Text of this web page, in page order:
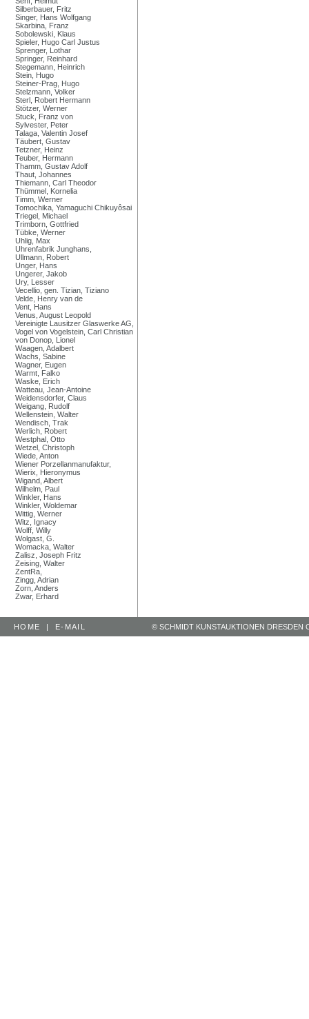
Silberbauer, Fritz
Singer, Hans Wolfgang
Skarbina, Franz
Sobolewski, Klaus
Spieler, Hugo Carl Justus
Sprenger, Lothar
Springer, Reinhard
Stegemann, Heinrich
Stein, Hugo
Steiner-Prag, Hugo
Stelzmann, Volker
Sterl, Robert Hermann
Stötzer, Werner
Stuck, Franz von
Sylvester, Peter
Talaga, Valentin Josef
Täubert, Gustav
Tetzner, Heinz
Teuber, Hermann
Thamm, Gustav Adolf
Thaut, Johannes
Thiemann, Carl Theodor
Thümmel, Kornelia
Timm, Werner
Tomochika, Yamaguchi Chikuyôsai
Triegel, Michael
Trimborn, Gottfried
Tübke, Werner
Uhlig, Max
Uhrenfabrik Junghans,
Ullmann, Robert
Unger, Hans
Ungerer, Jakob
Ury, Lesser
Vecellio, gen. Tizian, Tiziano
Velde, Henry van de
Vent, Hans
Venus, August Leopold
Vereinigte Lausitzer Glaswerke AG,
Vogel von Vogelstein, Carl Christian
von Donop, Lionel
Waagen, Adalbert
Wachs, Sabine
Wagner, Eugen
Warmt, Falko
Waske, Erich
Watteau, Jean-Antoine
Weidensdorfer, Claus
Weigang, Rudolf
Wellenstein, Walter
Wendisch, Trak
Werlich, Robert
Westphal, Otto
Wetzel, Christoph
Wiede, Anton
Wiener Porzellanmanufaktur,
Wierix, Hieronymus
Wigand, Albert
Wilhelm, Paul
Winkler, Hans
Winkler, Woldemar
Wittig, Werner
Witz, Ignacy
Wolff, Willy
Wolgast, G.
Womacka, Walter
Zalisz, Joseph Fritz
Zeising, Walter
ZentRa,
Zingg, Adrian
Zorn, Anders
Zwar, Erhard
HOME | E-MAIL © SCHMIDT KUNSTAUKTIONEN DRESDEN